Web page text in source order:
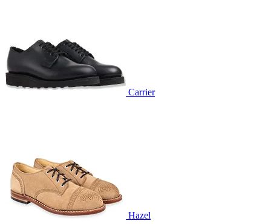
Carrier
Hazel